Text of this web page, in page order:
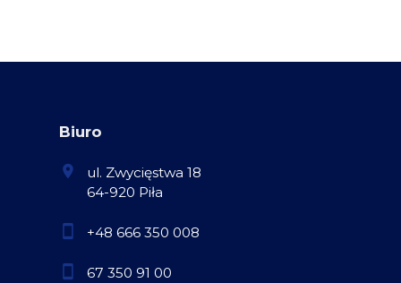
Biuro
ul. Zwycięstwa 18
64-920 Piła
+48 666 350 008
67 350 91 00